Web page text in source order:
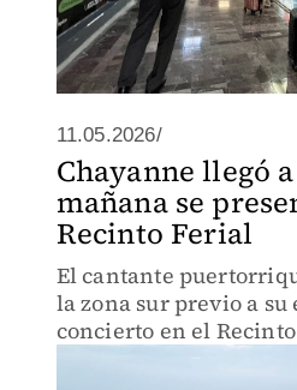
11.05.2026/
Chayanne llegó
mañana se
Recinto Ferial
El cantante
la zona sur previo a su
concierto en el